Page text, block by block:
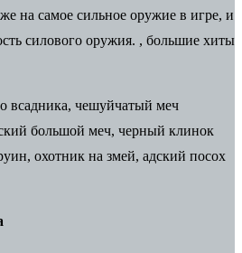
на самое сильное оружие в игре, и
силового оружия. , большие хиты
всадника, чешуйчатый меч
большой меч, черный клинок
охотник на змей, адский посох